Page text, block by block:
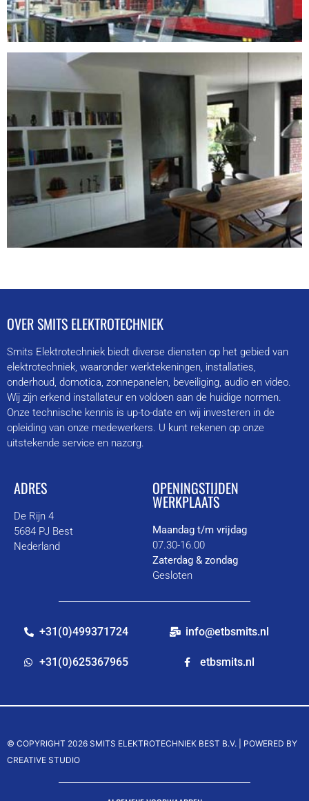
OVER SMITS ELEKTROTECHNIEK
Smits Elektrotechniek biedt diverse diensten op het gebied van
elektrotechniek, waaronder werktekeningen, installaties,
onderhoud, domotica, zonnepanelen, beveiliging, audio en video.
Wij zijn erkend installateur en voldoen aan de huidige normen.
Onze technische kennis is up-to-date en wij investeren in de
opleiding van onze medewerkers. U kunt rekenen op onze
uitstekende service en nazorg.
ADRES
De Rijn 4
5684 PJ Best
Nederland
OPENINGSTIJDEN
WERKPLAATS
Maandag t/m vrijdag
07.30-16.00
Zaterdag & zondag
Gesloten
+31(0)499371724
+31(0)625367965
info@etbsmits.nl
etbsmits.nl
© COPYRIGHT 2026 SMITS ELEKTROTECHNIEK BEST B.V. | POWERED BY
CREATIVE STUDIO